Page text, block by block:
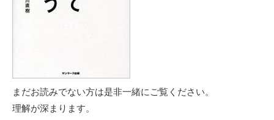
まだお読みでない方は是非一緒にご覧ください。
理解が深まります。